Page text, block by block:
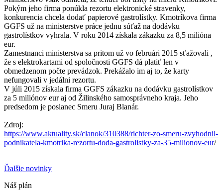
Pokým jeho firma ponúkla rezortu elektronické stravenky,
konkurencia chcela dodať papierové gastrolístky. Kmotríkova firma
GGFS už na ministerstve práce jednu súťaž na dodávku
gastrolístkov vyhrala. V roku 2014 získala zákazku za 8,5 milióna
eur.
Zamestnanci ministerstva sa pritom už vo februári 2015 sťažovali ,
že s elektrokartami od spoločnosti GGFS dá platiť len v
obmedzenom počte prevádzok. Prekážalo im aj to, že karty
nefungovali v jedálni rezortu.
V júli 2015 získala firma GGFS zákazku na dodávku gastrolístkov
za 5 miliónov eur aj od Žilinského samosprávneho kraja. Jeho
predsedom je poslanec Smeru Juraj Blanár.
Zdroj:
https://www.aktuality.sk/clanok/310388/richter-zo-smeru-zvyhodnil-
podnikatela-kmotrika-rezortu-doda-gastrolistky-za-35-milionov-eur/
Ďalšie novinky
Náš plán